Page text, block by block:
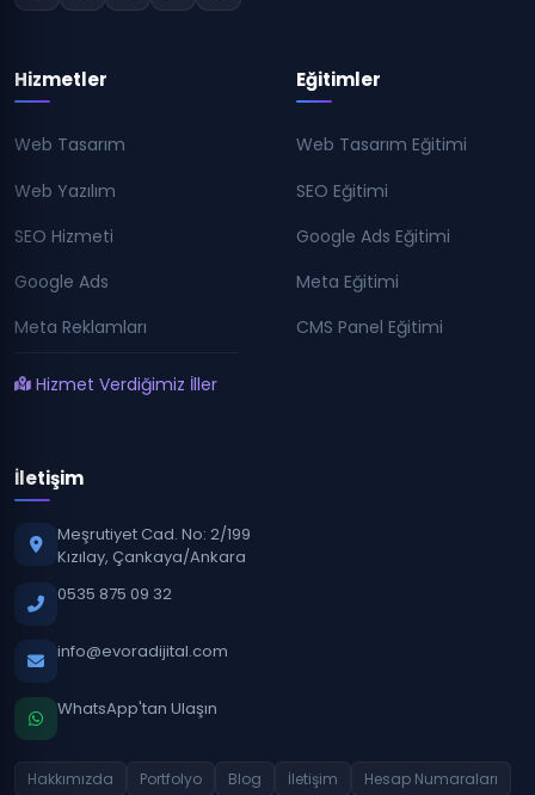
Hizmetler
Web Tasarım
Web Yazılım
SEO Hizmeti
Google Ads
Meta Reklamları
Hizmet Verdiğimiz İller
Eğitimler
Web Tasarım Eğitimi
SEO Eğitimi
Google Ads Eğitimi
Meta Eğitimi
CMS Panel Eğitimi
İletişim
Meşrutiyet Cad. No: 2/199
Kızılay, Çankaya/Ankara
0535 875 09 32
info@evoradijital.com
WhatsApp'tan Ulaşın
Hakkımızda Portfolyo Blog İletişim Hesap Numaraları